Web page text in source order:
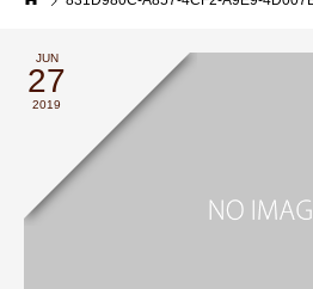
JUN
27
2019